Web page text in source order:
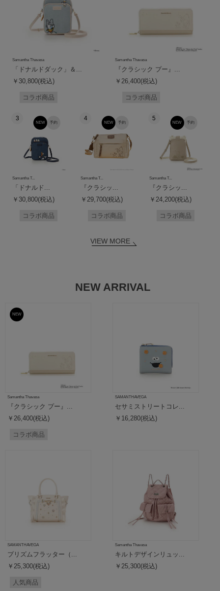
Samantha Thavasa
「ドナルドダック」＆...
￥30,800(税込)
コラボ商品
Samantha Thavasa
『クラシック プー』...
￥26,400(税込)
コラボ商品
3
予約
NEW
Samantha T...
「ドナルド...
￥30,800(税込)
コラボ商品
4
予約
NEW
Samantha T...
『クラシッ...
￥29,700(税込)
コラボ商品
5
予約
NEW
Samantha T...
『クラシッ...
￥24,200(税込)
コラボ商品
VIEW MORE
NEW ARRIVAL
予約
NEW
Samantha Thavasa
『クラシック プー』...
￥26,400(税込)
コラボ商品
SAMANTHAVEGA
セサミストリートコレ...
￥16,280(税込)
SAMANTHAVEGA
プリズムフラッター（...
￥25,300(税込)
人気商品
Samantha Thavasa
キルトデザインリュッ...
￥25,300(税込)